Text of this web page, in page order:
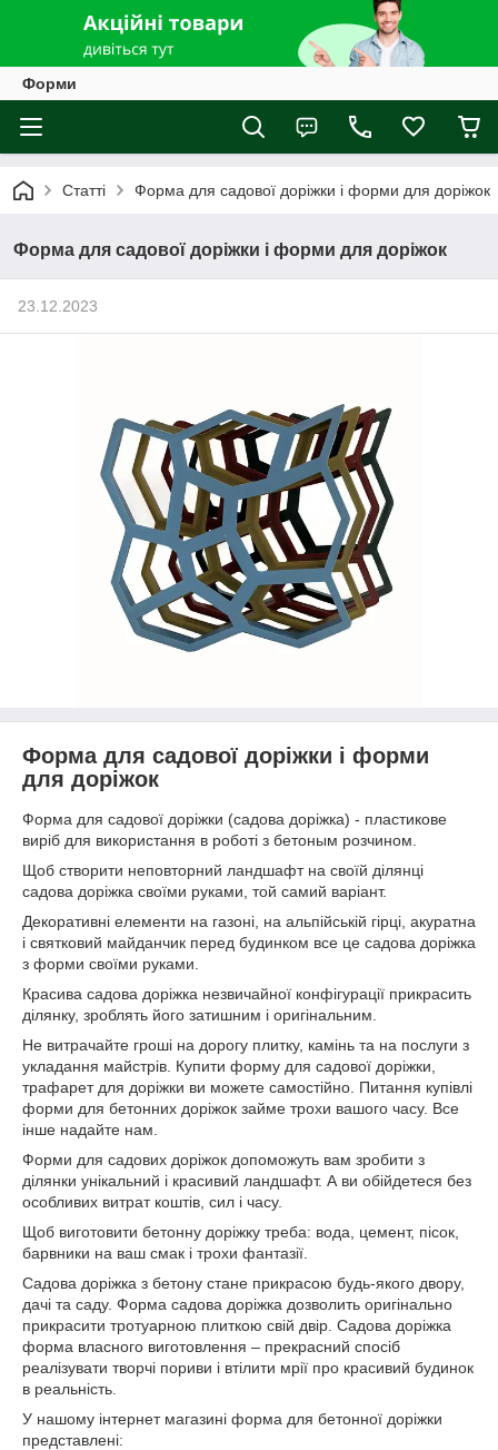
Форми
Статті Форма для садової доріжки і форми для доріжок
Форма для садової доріжки і форми для доріжок
23.12.2023
Форма для садової доріжки і форми
для доріжок
Форма для садової доріжки (садова доріжка) - пластикове
виріб для використання в роботі з бетоным розчином.
Щоб створити неповторний ландшафт на своїй ділянці
садова доріжка своїми руками, той самий варіант.
Декоративні елементи на газоні, на альпійській гірці, акуратна
і святковий майданчик перед будинком все це садова доріжка
з форми своїми руками.
Красива садова доріжка незвичайної конфігурації прикрасить
ділянку, зроблять його затишним і оригінальним.
Не витрачайте гроші на дорогу плитку, камінь та на послуги з
укладання майстрів. Купити форму для садової доріжки,
трафарет для доріжки ви можете самостійно. Питання купівлі
форми для бетонних доріжок займе трохи вашого часу. Все
інше надайте нам.
Форми для садових доріжок допоможуть вам зробити з
ділянки унікальний і красивий ландшафт. А ви обійдетеся без
особливих витрат коштів, сил і часу.
Щоб виготовити бетонну доріжку треба: вода, цемент, пісок,
барвники на ваш смак і трохи фантазії.
Садова доріжка з бетону стане прикрасою будь-якого двору,
дачі та саду. Форма садова доріжка дозволить оригінально
прикрасити тротуарною плиткою свій двір. Садова доріжка
форма власного виготовлення – прекрасний спосіб
реалізувати творчі пориви і втілити мрії про красивий будинок
в реальність.
У нашому інтернет магазині форма для бетонної доріжки
представлені: